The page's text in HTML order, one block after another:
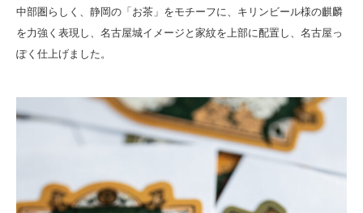
中部圏らしく、静岡の「お茶」をモチーフに、キリンビール様の麒麟
を力強く表現し、名古屋城イメージと家紋を上部に配置し、名古屋っ
ぽく仕上げました。